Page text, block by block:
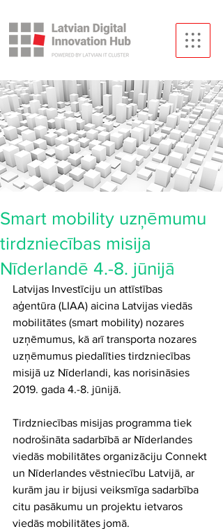
Smart mobility uzņēmumu
tirdzniecības misija
Nīderlandē 4.-8. jūnijā
Latvijas Investīciju un attīstības
aģentūra (LIAA) aicina Latvijas viedās
mobilitātes (smart mobility) nozares
uzņēmumus, kā arī transporta nozares
uzņēmumus piedalīties tirdzniecības
misijā uz Nīderlandi, kas norisināsies
2019. gada 4.-8. jūnijā.
Tirdzniecības misijas programma tiek
nodrošināta sadarbībā ar Nīderlandes
viedās mobilitātes organizāciju Connekt
un Nīderlandes vēstniecību Latvijā, ar
kurām jau ir bijusi veiksmīga sadarbība
citu pasākumu un projektu ietvaros
viedās mobilitātes jomā.